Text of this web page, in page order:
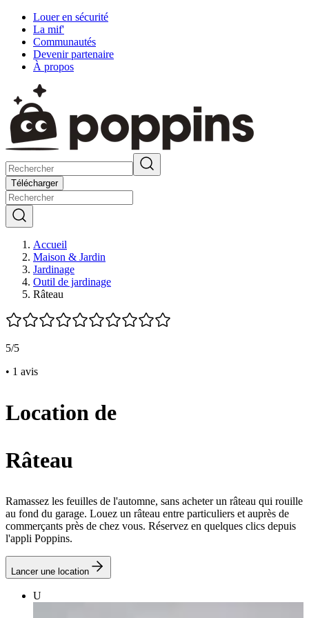
Louer en sécurité
La mif'
Communautés
Devenir partenaire
À propos
Télécharger
Accueil
Maison & Jardin
Jardinage
Outil de jardinage
Râteau
5/5
• 1 avis
Location de
Râteau
Ramassez les feuilles de l'automne, sans acheter un râteau qui rouille
au fond du garage. Louez un râteau entre particuliers et auprès de
commerçants près de chez vous. Réservez en quelques clics depuis
l'appli Poppins.
Lancer une location
U